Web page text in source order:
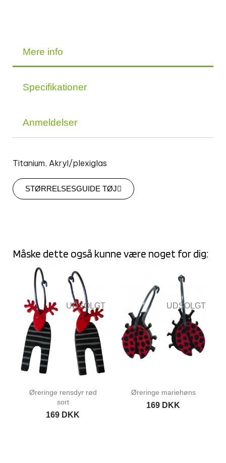
Mere info
Specifikationer
Anmeldelser
Titanium, Akryl/plexiglas
STØRRELSESGUIDE TØJ
Måske dette også kunne være noget for dig:
UDSOLGT
Øreringe rensdyr rød
sort
169 DKK
UDSOLGT
Øreringe mariehøns
169 DKK